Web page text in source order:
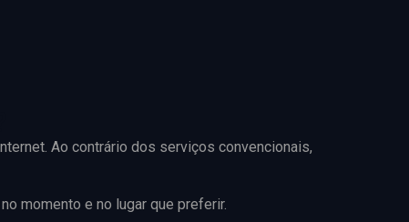
Ao contrário dos serviços convencionais,
momento e no lugar que preferir.